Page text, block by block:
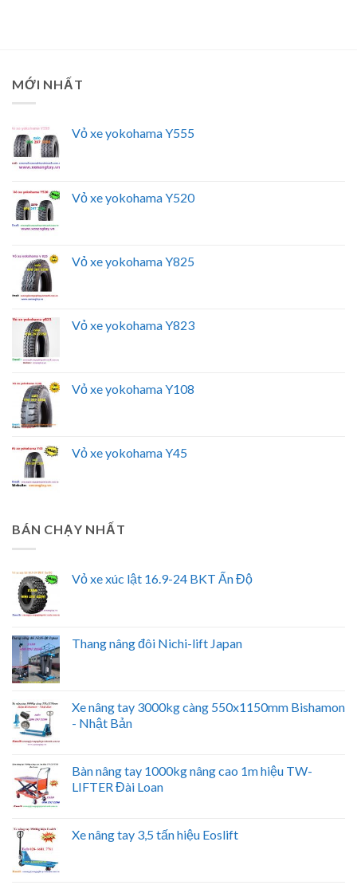
MỚI NHẤT
Vỏ xe yokohama Y555
Vỏ xe yokohama Y520
Vỏ xe yokohama Y825
Vỏ xe yokohama Y823
Vỏ xe yokohama Y108
Vỏ xe yokohama Y45
BÁN CHẠY NHẤT
Vỏ xe xúc lật 16.9-24 BKT Ấn Độ
Thang nâng đôi Nichi-lift Japan
Xe nâng tay 3000kg càng 550x1150mm Bishamon
- Nhật Bản
Bàn nâng tay 1000kg nâng cao 1m hiệu TW-
LIFTER Đài Loan
Xe nâng tay 3,5 tấn hiệu Eoslift